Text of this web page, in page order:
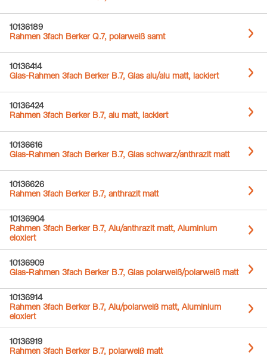
10136189
Rahmen 3fach Berker Q.7, polarweiß samt
10136414
Glas-Rahmen 3fach Berker B.7, Glas alu/alu matt, lackiert
10136424
Rahmen 3fach Berker B.7, alu matt, lackiert
10136616
Glas-Rahmen 3fach Berker B.7, Glas schwarz/anthrazit matt
10136626
Rahmen 3fach Berker B.7, anthrazit matt
10136904
Rahmen 3fach Berker B.7, Alu/anthrazit matt, Aluminium
eloxiert
10136909
Glas-Rahmen 3fach Berker B.7, Glas polarweiß/polarweiß matt
10136914
Rahmen 3fach Berker B.7, Alu/polarweiß matt, Aluminium
eloxiert
10136919
Rahmen 3fach Berker B.7, polarweiß matt